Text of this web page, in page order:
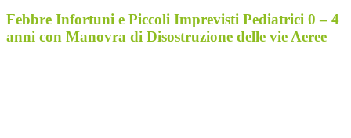
Febbre Infortuni e Piccoli Imprevisti Pediatrici 0 – 4
anni con Manovra di Disostruzione delle vie Aeree